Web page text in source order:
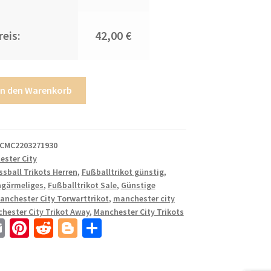
42,00 €
den Warenkorb
City
Trikots Herren, Fußballtrikot günstig,
, Fußballtrikot Sale, Günstige
City Torwarttrikot, manchester city
City Trikot Away, Manchester City Trikots
E Pi R Bl T